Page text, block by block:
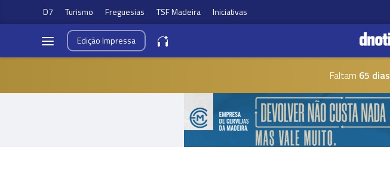
D7 Turismo Freguesias TSF Madeira Iniciativas
EdiçãoImpressa
Faltam 65 dias